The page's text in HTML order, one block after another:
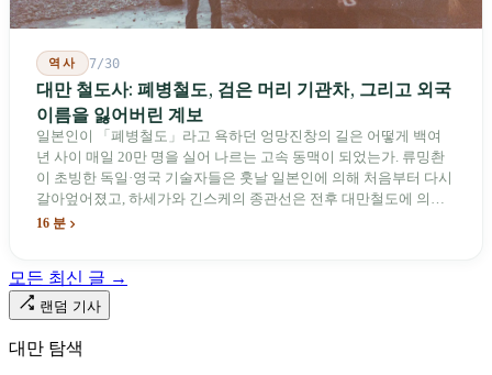
역사 7/30
대만 철도사: 폐병철도, 검은 머리 기관차, 그리고 외국
이름을 잃어버린 계보
일본인이 「폐병철도」라고 욕하던 엉망진창의 길은 어떻게 백여
년 사이 매일 20만 명을 실어 나르는 고속 동맥이 되었는가. 류밍촨
이 초빙한 독일·영국 기술자들은 훗날 일본인에 의해 처음부터 다시
갈아엎어졌고, 하세가와 긴스케의 종관선은 전후 대만철도에 의해
이름과 번호가 바뀌었다. 세대마다 앞선 세대의 기록을 주석으로 밀
다. 마침내 푸유마·타로코 세대에 이르러서야 원주민 지명이 다시 철
로 위에 깔렸다.
16 분
모든 최신 글 →
랜덤 기사
대만 탐색